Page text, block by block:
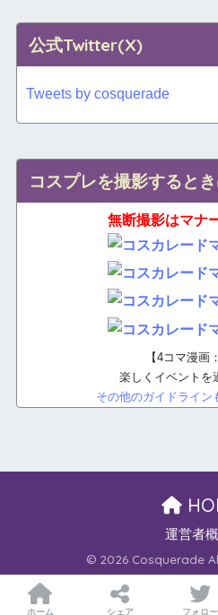
公式Twitter(X)
Tweets by cosquerade
コスプレを撮影すると
無断撮影はマナ
【4コマ漫画
楽しくイベントを
その他のガイドライン
運営者
© 2026 Cosquerade
ホーム シェア フォロー